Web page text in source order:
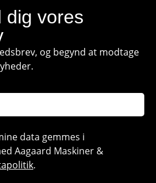
dig vores
og begynd at modtage
data gemmes i
Aagaard Maskiner &
.